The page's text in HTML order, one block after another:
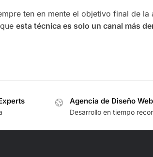
ten en mente el objetivo final de la
esta técnica es solo un canal más
Agencia de Diseño Web
Desarrollo en tiempo